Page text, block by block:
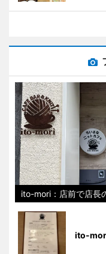
ito-mori：店前で店長
ito-